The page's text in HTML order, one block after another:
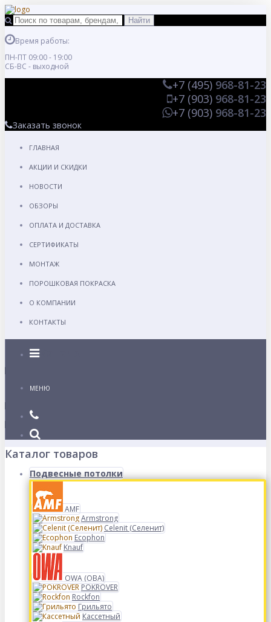
Время работы:
ПН-ПТ 09:00 - 19:00
СБ-ВС - выходной
+7 (495) 968-81-23
+7 (903) 968-81-23
+7 (903) 968-81-23
Заказать звонок
ГЛАВНАЯ
АКЦИИ И СКИДКИ
НОВОСТИ
ОБЗОРЫ
ОПЛАТА И ДОСТАВКА
СЕРТИФИКАТЫ
МОНТАЖ
ПОРОШКОВАЯ ПОКРАСКА
О КОМПАНИИ
КОНТАКТЫ
Каталог
МЕНЮ
Каталог товаров
Подвесные потолки
AMF
Armstrong
Celenit (Селенит)
Ecophon
Knauf
OWA (ОВА)
POKROVER
Rockfon
Грильято
Кассетный